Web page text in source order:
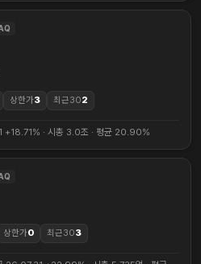
상한가3 최근302
+18.71% · 시총 3.0조 · 평균 20.90%
상한가0 최근303